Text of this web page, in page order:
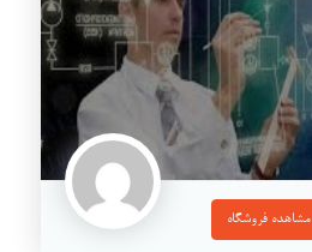
مشاهده فروشگاه